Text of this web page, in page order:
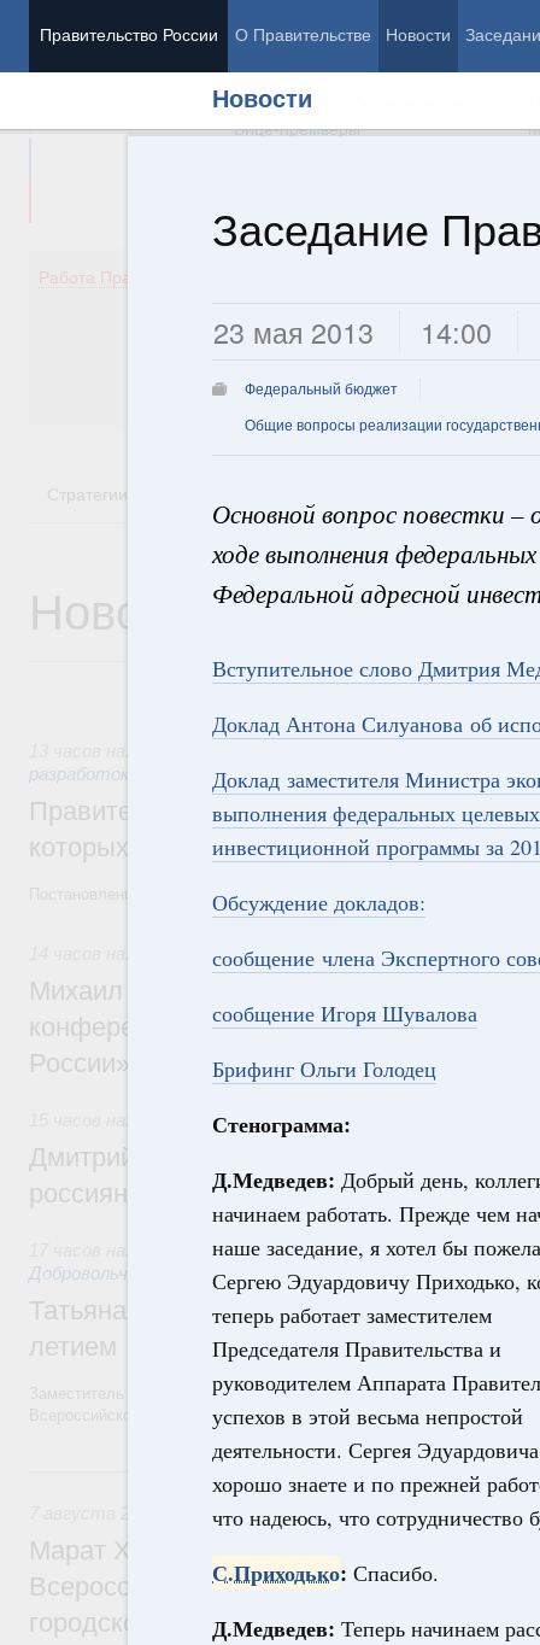
Правительство России О Правительстве Новости
Новости
Заседание
23 мая 2013 14:00
Федеральный бюджет
Общие вопросы реализации
Основной вопрос повестки
ходе выполнения
Федеральной адресной
Вступительное слово Дмитрия
Доклад Антона Силуанова об
Доклад заместителя Министра
выполнения федеральных
инвестиционной программы за
Обсуждение докладов:
сообщение члена Экспертного
сообщение Игоря Шувалова
Брифинг Ольги Голодец
Стенограмма:
Д.Медведев: Добрый день,
начинаем работать. Прежде чем
наше заседание, я хотел бы
Сергею Эдуардовичу Приходько,
теперь работает заместителем
Председателя Правительства и
руководителем Аппарата
успехов в этой весьма непростой
деятельности. Сергея
хорошо знаете и по прежней
что надеюсь, что сотрудничество
С.Приходько: Спасибо.
Д.Медведев: Теперь начинаем
Председатель Правительства
Вице-премьеры
Работа Правительства
Здоровье
Образование
Культура
Общество
Государство
Стратегии
Новости
разработок
Правительство расширило перечень
которых освобождаются от НДФЛ
Постановление от 5 августа 2026 года №978
Отрасль информационных технологий
Михаил Мишустин дал поручения по
конференции «Цифровая индустрия
России»
Спорт высших достижений и массовый
Дмитрий Чернышенко и Михаил
россиян с Днём физкультурника
Социальные инновации. Некоммерческие
Добровольчество и волонтёрство. Благотворительность
Татьяна Голикова поздравила
летием
Заместитель Председателя Правительства Татьяна Голикова
Всероссийского общественного движения «Волонтёры-медики» с
Вчера
Экономика городов. Городская среда
Марат Хуснуллин провёл заседание
Всероссийского конкурса лучших
городской среды